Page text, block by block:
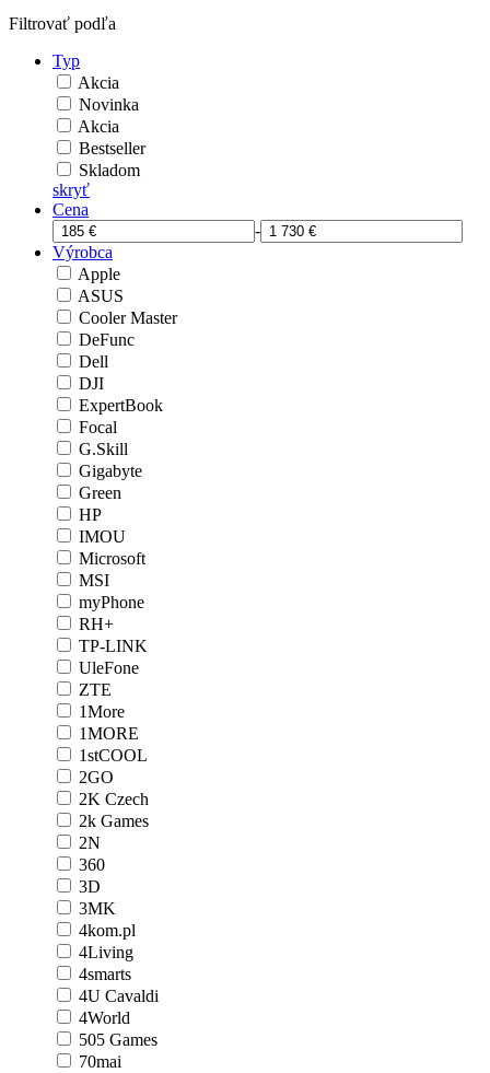
Filtrovať podľa
Typ
Akcia
Novinka
Akcia
Bestseller
Skladom
skryť
Cena
-
Výrobca
Apple
ASUS
Cooler Master
DeFunc
Dell
DJI
ExpertBook
Focal
G.Skill
Gigabyte
Green
HP
IMOU
Microsoft
MSI
myPhone
RH+
TP-LINK
UleFone
ZTE
1More
1MORE
1stCOOL
2GO
2K Czech
2k Games
2N
360
3D
3MK
4kom.pl
4Living
4smarts
4U Cavaldi
4World
505 Games
70mai